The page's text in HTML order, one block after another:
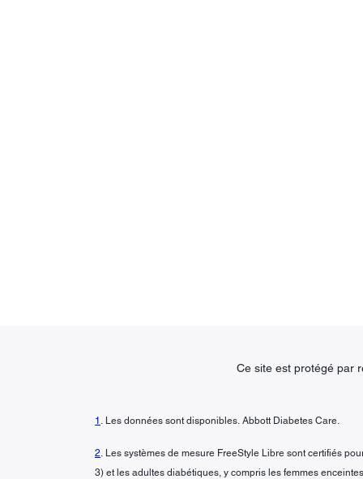
Ce site est protégé par
1 . Les données sont disponibles. Abbott Diabetes Care.
2. Les systèmes de mesure FreeStyle Libre sont certifiés
3) et les adultes diabétiques, y compris les femmes